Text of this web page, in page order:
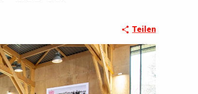
Teilen